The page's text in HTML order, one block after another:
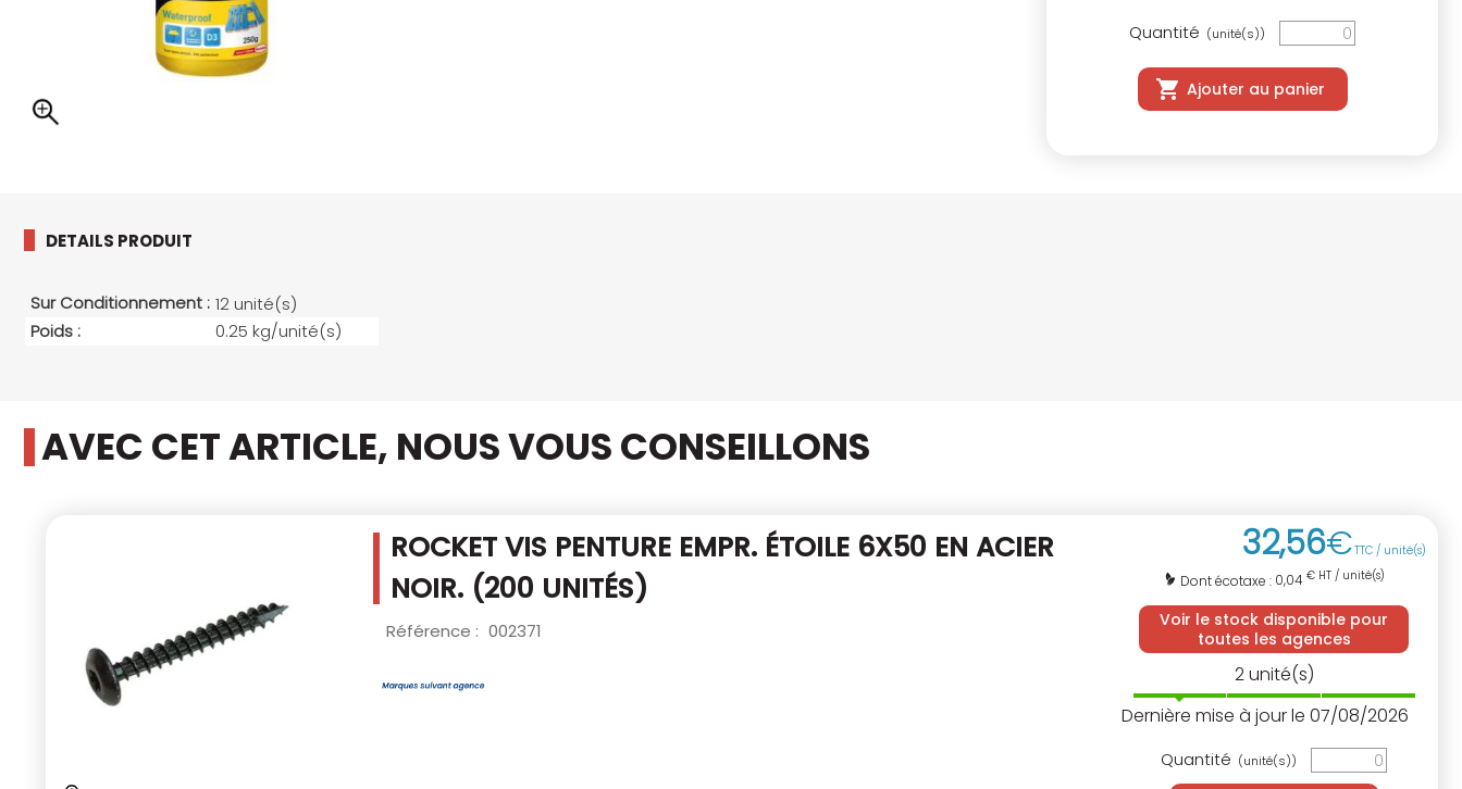
Quantité (unité(s))
Ajouter au panier
DETAILS PRODUIT
Sur Conditionnement : 12 unité(s)
Poids :
0.25 kg/unité(s)
AVEC CET ARTICLE, NOUS VOUS CONSEILLONS
ROCKET VIS PENTURE EMPR. ÉTOILE 6X50 EN ACIER
NOIR. (200 UNITÉS)
Référence : 002371
32,56€TTC / unité(s)
Dont écotaxe : 0,04 € HT / unité(s)
Voir le stock disponible pour
toutes les agences
2unité(s)
Dernière mise à jour le 07/08/2026
Quantité (unité(s))